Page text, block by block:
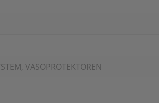
VASOPROTEKTOREN